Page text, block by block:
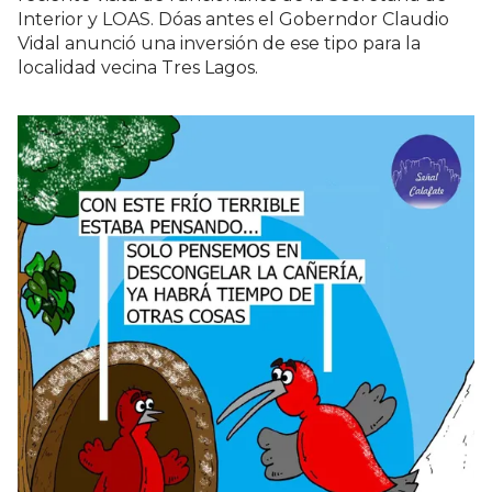
Interior y LOAS. Dóas antes el Goberndor Claudio
Vidal anunció una inversión de ese tipo para la
localidad vecina Tres Lagos.